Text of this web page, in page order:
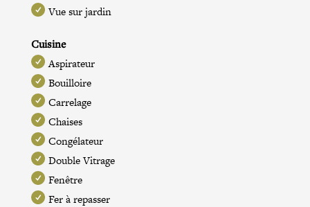
Vue sur jardin
Cuisine
Aspirateur
Bouilloire
Carrelage
Chaises
Congélateur
Double Vitrage
Fenêtre
Fer à repasser